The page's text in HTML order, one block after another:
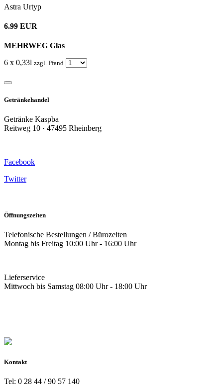
Astra Urtyp
6.99 EUR
MEHRWEG Glas
6 x 0,33l zzgl. Pfand
Getränkehandel
Getränke Kaspba
Reitweg 10 · 47495 Rheinberg
Facebook
Twitter
Öffnungszeiten
Telefonische Bestellungen / Bürozeiten
Montag bis Freitag 10:00 Uhr - 16:00 Uhr
Lieferservice
Mittwoch bis Samstag 08:00 Uhr - 18:00 Uhr
Kontakt
Tel: 0 28 44 / 90 57 140